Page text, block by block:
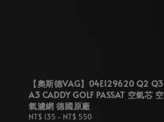
【奧斯德VAG】04E129620 Q2 Q3
A3 CADDY GOLF PASSAT 空氣芯 空
氣濾網 德國原廠
Regular
NT$ 135 - NT$ 550